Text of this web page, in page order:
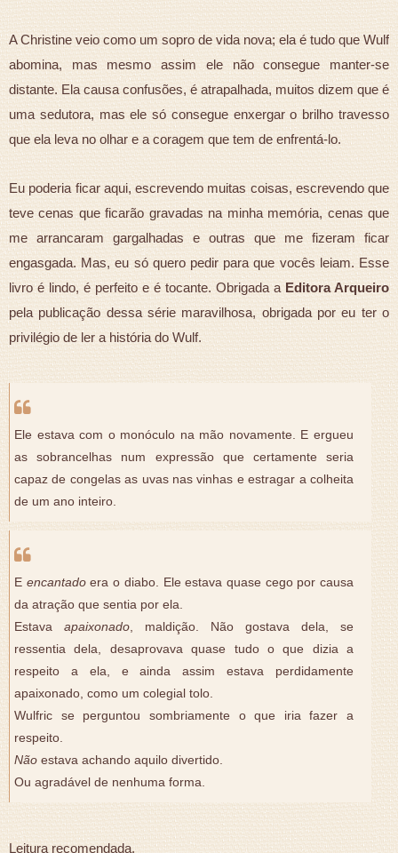
A Christine veio como um sopro de vida nova; ela é tudo que Wulf
abomina, mas mesmo assim ele não consegue manter-se
distante. Ela causa confusões, é atrapalhada, muitos dizem que é
uma sedutora, mas ele só consegue enxergar o brilho travesso
que ela leva no olhar e a coragem que tem de enfrentá-lo.
Eu poderia ficar aqui, escrevendo muitas coisas, escrevendo que
teve cenas que ficarão gravadas na minha memória, cenas que
me arrancaram gargalhadas e outras que me fizeram ficar
engasgada. Mas, eu só quero pedir para que vocês leiam. Esse
livro é lindo, é perfeito e é tocante. Obrigada a Editora Arqueiro
pela publicação dessa série maravilhosa, obrigada por eu ter o
privilégio de ler a história do Wulf.
Ele estava com o monóculo na mão novamente. E ergueu
as sobrancelhas num expressão que certamente seria
capaz de congelas as uvas nas vinhas e estragar a colheita
de um ano inteiro.
E encantadoera o diabo. Ele estava quase cego por causa
da atração que sentia por ela.
Estava apaixonado, maldição. Não gostava dela, se
ressentia dela, desaprovava quase tudo o que dizia a
respeito a ela, e ainda assim estava perdidamente
apaixonado, como um colegial tolo.
Wulfric se perguntou sombriamente o que iria fazer a
respeito.
Não estava achando aquilo divertido.
Ou agradável de nenhuma forma.
Leitura recomendada.